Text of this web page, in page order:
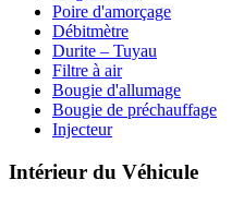
Poire d'amorçage
Débitmètre
Durite – Tuyau
Filtre à air
Bougie d'allumage
Bougie de préchauffage
Injecteur
Intérieur du Véhicule